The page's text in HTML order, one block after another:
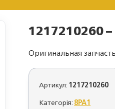
1217210260 –
Оригинальная
Артикул:1217210260
Категорія:8PA1